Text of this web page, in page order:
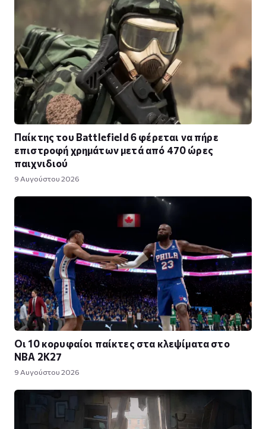
Παίκτης του Battlefield 6 φέρεται να πήρε
επιστροφή χρημάτων μετά από 470 ώρες
παιχνιδιού
9 Αυγούστου 2026
Οι 10 κορυφαίοι παίκτες στα κλεψίματα στο
NBA 2K27
9 Αυγούστου 2026